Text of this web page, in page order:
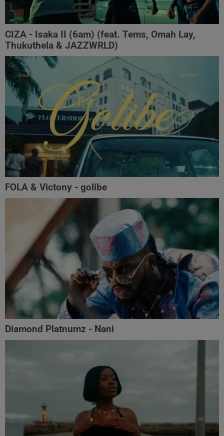
CIZA - Isaka II (6am) (feat. Tems, Omah Lay,
Thukuthela & JAZZWRLD)
FOLA & Victony - golibe
Diamond Platnumz - Nani